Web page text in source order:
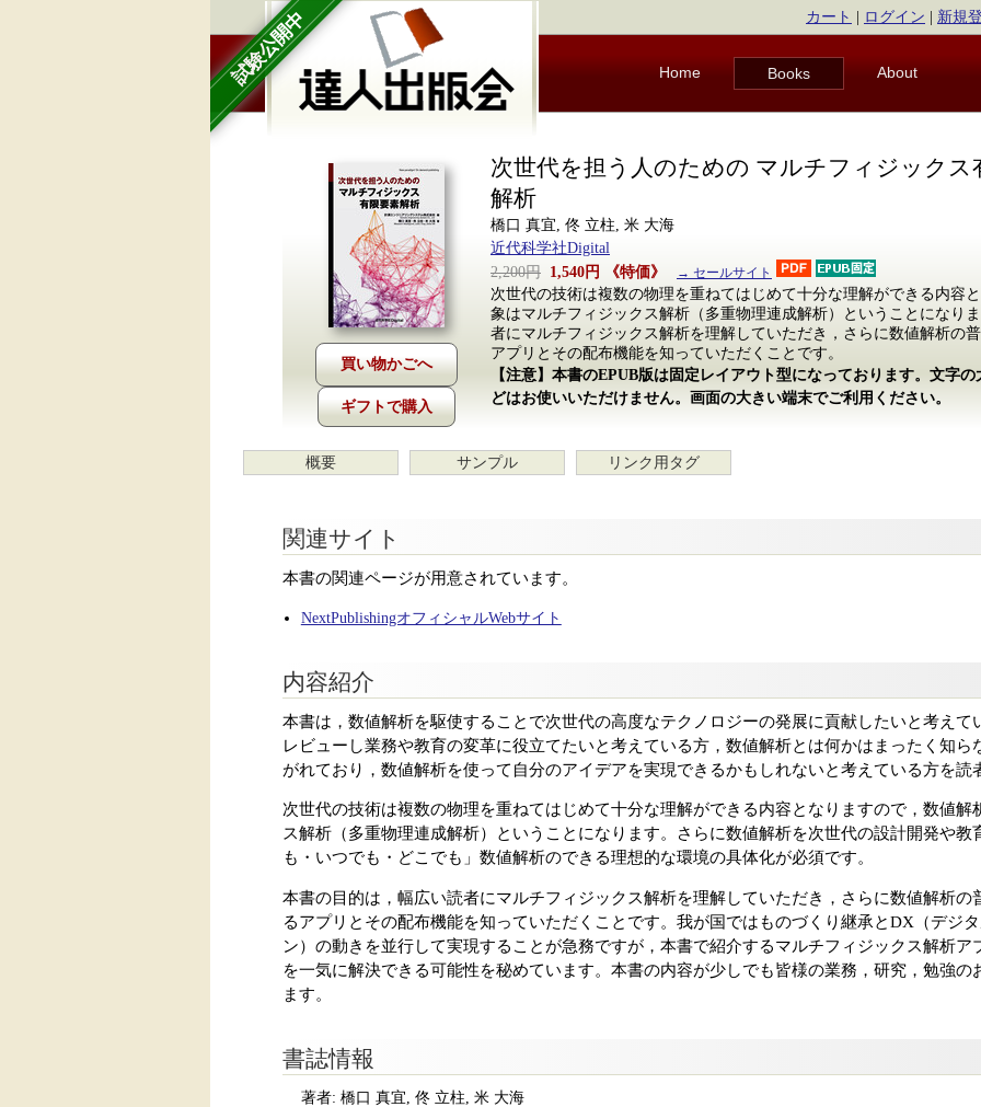
試験公開中 カート ログイン 新規
Home Books About
ギフトで購入
次世代を担う人のための マルチフィジックス
解析
橋口 真宜, 佟 立柱, 米 大海
近代科学社Digital
2,200円 1,540円 《特価》 → セールサイト
次世代の技術は複数の物理を重ねてはじめて十分な理解ができる内容
象はマルチフィジックス解析（多重物理連成解析）ということになり
者にマルチフィジックス解析を理解していただき，さらに数値解析の
アプリとその配布機能を知っていただくことです。
【注意】本書のEPUB版は固定レイアウト型になっております。文字
どはお使いいただけません。画面の大きい端末でご利用ください。
概要 サンプル リンク用タグ
関連サイト
本書の関連ページが用意されています。
NextPublishingオフィシャルWebサイト
内容紹介
本書は，数値解析を駆使することで次世代の高度なテクノロジーの発展に貢献したいと考えて
レビューし業務や教育の変革に役立てたいと考えている方，数値解析とは何かはまったく知ら
がれており，数値解析を使って自分のアイデアを実現できるかもしれないと考えている方を読
次世代の技術は複数の物理を重ねてはじめて十分な理解ができる内容となりますので，数値解
ス解析（多重物理連成解析）ということになります。さらに数値解析を次世代の設計開発や教
も・いつでも・どこでも」数値解析のできる理想的な環境の具体化が必須です。
本書の目的は，幅広い読者にマルチフィジックス解析を理解していただき，さらに数値解析の
るアプリとその配布機能を知っていただくことです。我が国ではものづくり継承とDX（デジ
ン）の動きを並行して実現することが急務ですが，本書で紹介するマルチフィジックス解析ア
を一気に解決できる可能性を秘めています。本書の内容が少しでも皆様の業務，研究，勉強の
ます。
書誌情報
著者: 橋口 真宜, 佟 立柱, 米 大海